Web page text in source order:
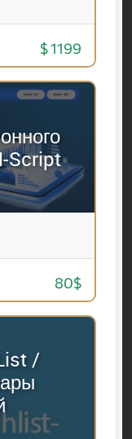
$ 1199
Script
80$
/